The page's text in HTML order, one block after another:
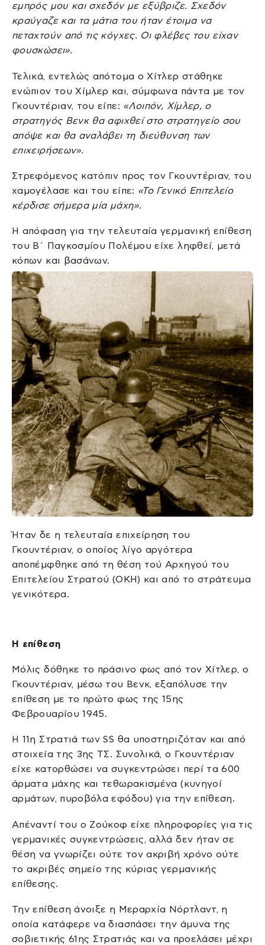
εμπρός μου και σχεδόν με εξύβριζε. Σχεδόν
κραύγαζε και τα μάτια του ήταν έτοιμα να
πεταχτούν από τις κόγχες. Οι φλέβες του είχαν
φουσκώσει».
Τελικά, εντελώς απότομα ο Χίτλερ στάθηκε
ενώπιον του Χίμλερ και, σύμφωνα πάντα με τον
Γκουντέριαν, του είπε: «Λοιπόν, Χίμλερ, ο
στρατηγός Βενκ θα αφιχθεί στο στρατηγείο σου
απόψε και θα αναλάβει τη διεύθυνση των
επιχειρήσεων».
Στρεφόμενος κατόπιν προς τον Γκουντέριαν, του
χαμογέλασε και του είπε: «Το Γενικό Επιτελείο
κέρδισε σήμερα μία μάχη».
Η απόφαση για την τελευταία γερμανική επίθεση
του Β΄ Παγκοσμίου Πολέμου είχε ληφθεί, μετά
κόπων και βασάνων.
Ήταν δε η τελευταία επιχείρηση του
Γκουντέριαν, ο οποίος λίγο αργότερα
αποπέμφθηκε από τη θέση τού Αρχηγού του
Επιτελείου Στρατού (ΟΚΗ) και από το στράτευμα
γενικότερα.
Η επίθεση
Μόλις δόθηκε το πράσινο φως από τον Χίτλερ, ο
Γκουντέριαν, μέσω του Βενκ, εξαπόλυσε την
επίθεση με το πρώτο φως της 15ης
Φεβρουαρίου 1945.
Η 11η Στρατιά των SS θα υποστηριζόταν και από
στοιχεία της 3ης ΤΣ. Συνολικά, ο Γκουντέριαν
είχε κατορθώσει να συγκεντρώσει περί τα 600
άρματα μάχης και τεθωρακισμένα (κυνηγοί
αρμάτων, πυροβόλα εφόδου) για την επίθεση.
Απέναντί του ο Ζούκοφ είχε πληροφορίες για τις
γερμανικές συγκεντρώσεις, αλλά δεν ήταν σε
θέση να γνωρίζει ούτε τον ακριβή χρόνο ούτε
το ακριβές σημείο της κύριας γερμανικής
επίθεσης.
Την επίθεση άνοιξε η Μεραρχία Νόρτλαντ, η
οποία κατάφερε να διασπάσει την άμυνα της
σοβιετικής 61ης Στρατιάς και να προελάσει μέχρι